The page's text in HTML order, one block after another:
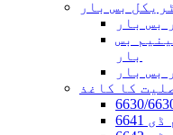
بس بار
بس بار
بس
بار
بس بار
کا کاغذ
ڈی